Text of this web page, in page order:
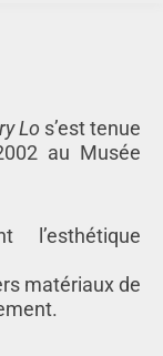
Lo s’est tenue
au Musée
l’esthétique
matériaux de